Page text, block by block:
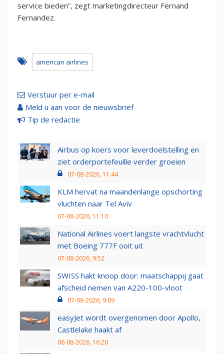
service bieden”, zegt marketingdirecteur Fernand
Fernandez.
american airlines
Verstuur per e-mail
Meld u aan voor de nieuwsbrief
Tip de redactie
Airbus op koers voor leverdoelstelling en
ziet orderportefeuille verder groeien
07-08-2026, 11:44
KLM hervat na maandenlange opschorting
vluchten naar Tel Aviv
07-08-2026, 11:10
National Airlines voert langste vrachtvlucht
met Boeing 777F ooit uit
07-08-2026, 9:52
SWISS hakt knoop door: maatschappij gaat
afscheid nemen van A220-100-vloot
07-08-2026, 9:09
easyJet wordt overgenomen door Apollo,
Castlelake haakt af
06-08-2026, 16:20